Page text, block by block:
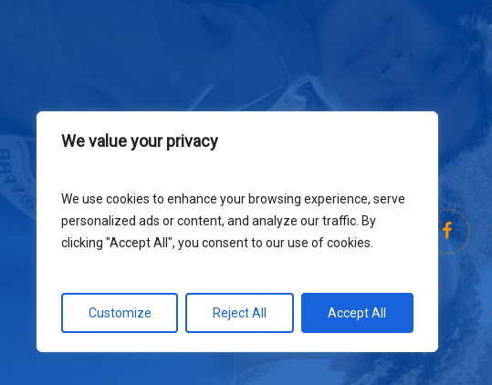
We value your privacy
We use cookies to enhance your browsing experience, serve
personalized ads or content, and analyze our traffic. By
clicking "Accept All", you consent to our use of cookies.
Customize Reject All Accept All